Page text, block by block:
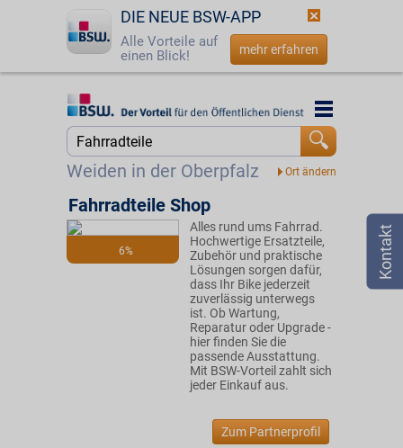
DIE NEUE BSW-APP
Alle Vorteile auf
einen Blick!
mehr erfahren
Startseite
Login
☎ 0800 - 279 25 82
Weiden in der Oberpfalz
Startseite
6%
Fahrradteile Shop
Alles rund ums Fahrrad.
Hochwertige Ersatzteile,
Zubehör und praktische
Lösungen sorgen dafür,
dass Ihr Bike jederzeit
zuverlässig unterwegs
ist. Ob Wartung,
Reparatur oder Upgrade -
hier finden Sie die
passende Ausstattung.
Mit BSW-Vorteil zahlt sich
jeder Einkauf aus.
Zum Partnerprofil